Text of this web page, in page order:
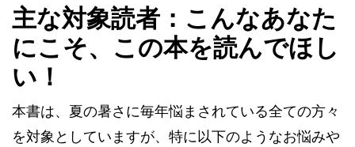
主な対象読者：こんなあなた
にこそ、この本を読んでほし
い！
本書は、夏の暑さに毎年悩まされている全ての方々
を対象としていますが、特に以下のようなお悩みや